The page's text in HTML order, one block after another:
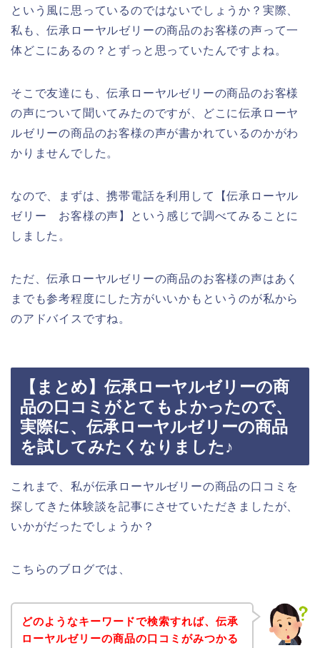
という風に思っているのではないでしょうか？実際、
私も、伝承ローヤルゼリーの商品のお客様の声って一
体どこにあるの？とずっと思っていたんですよね。
そこで友達にも、伝承ローヤルゼリーの商品のお客様
の声について聞いてみたのですが、どこに伝承ローヤ
ルゼリーの商品のお客様の声が書かれているのかがわ
かりませんでした。
なので、まずは、携帯電話を利用して【伝承ローヤル
ゼリー お客様の声】という感じで調べてみることに
しました。
ただ、伝承ローヤルゼリーの商品のお客様の声はあく
までも参考程度にした方がいいかもというのが私から
のアドバイスですね。
【まとめ】伝承ローヤルゼリーの商
品の口コミがとてもよかったので、
実際に、伝承ローヤルゼリーの商品
を試してみたくなりました♪
これまで、私が伝承ローヤルゼリーの商品の口コミを
探してきた体験談を記事にさせていただきましたが、
いかがだったでしょうか？
こちらのブログでは、
どのようなキーワードで検索すれば、伝承
ローヤルゼリーの商品の口コミがみつかる